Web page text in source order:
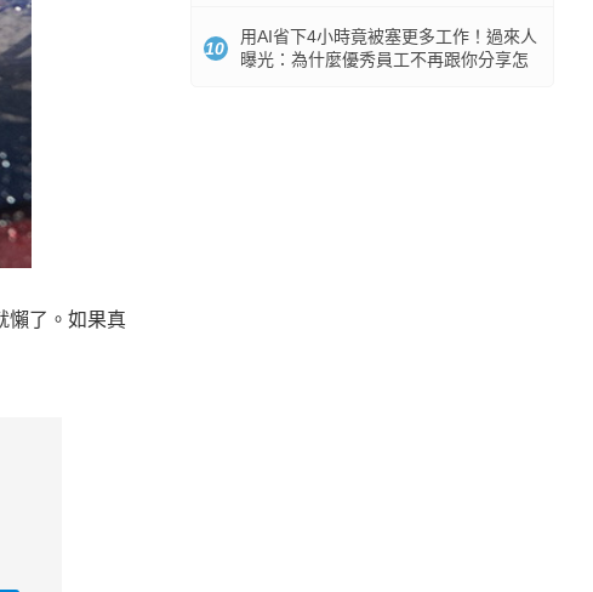
懶了。如果真
10
用AI省下4小時竟被塞更多工作！過來人
曝光：為什麼優秀員工不再跟你分享怎